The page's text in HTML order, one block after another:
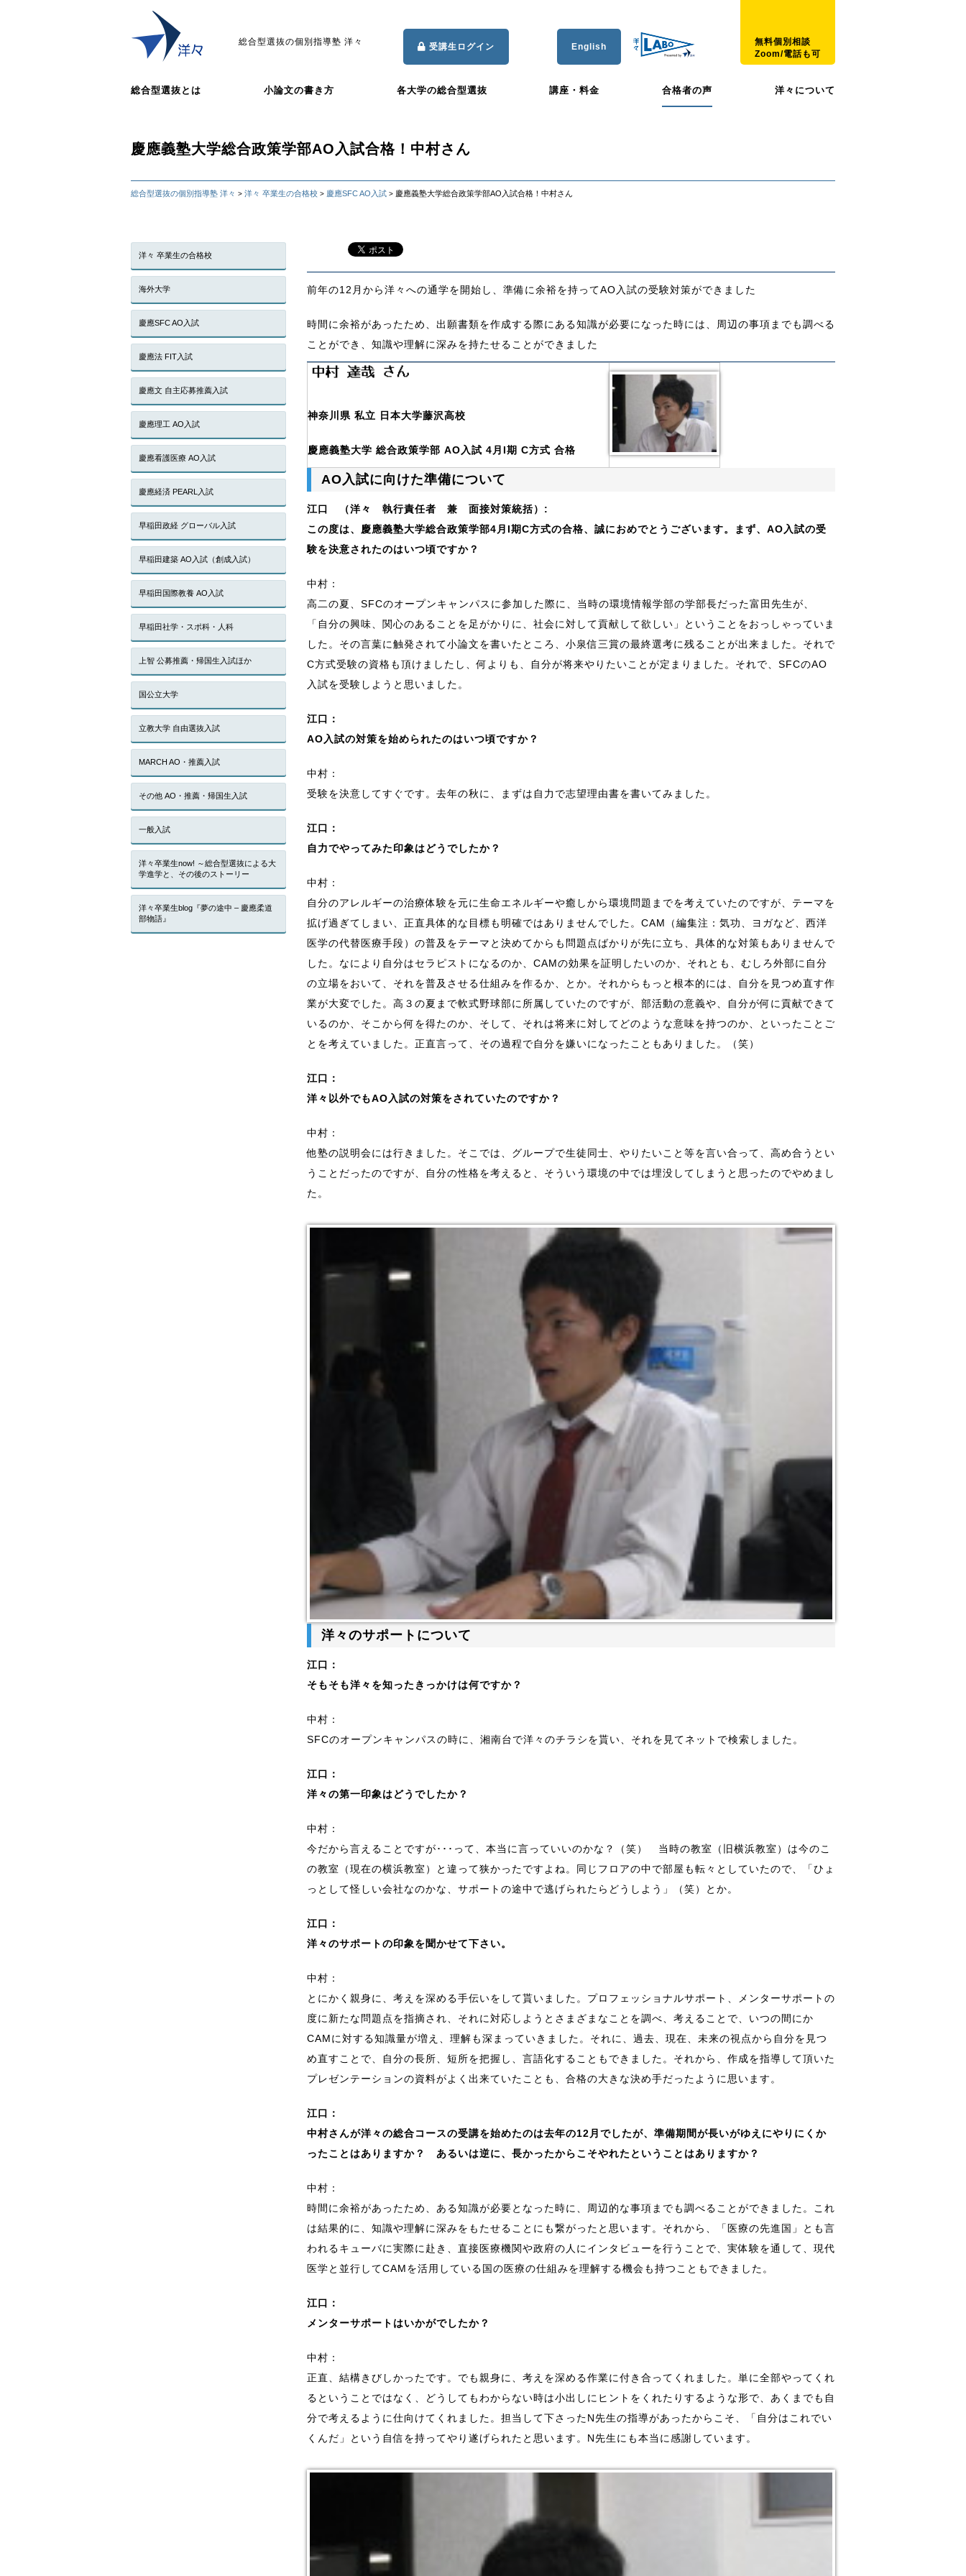
総合型選抜の個別指導塾 洋々 受講生ログイン English
無料個別相談
Zoom/電話も可
総合型選抜とは 小論文の書き方 各大学の総合型選抜 講座・料金 合格者の声 洋々について
慶應義塾大学総合政策学部AO入試合格！中村さん
総合型選抜の個別指導塾 洋々 > 洋々 卒業生の合格校 > 慶應SFC AO入試 > 慶應義塾大学総合政策学部AO入試合格！中村さん
前年の12月から洋々への通学を開始し、準備に余裕を持ってAO入試の受験対策ができました
時間に余裕があったため、出願書類を作成する際にある知識が必要になった時には、周辺の事項までも調べる
ことができ、知識や理解に深みを持たせることができました
神奈川県 私立 日本大学藤沢高校
慶應義塾大学 総合政策学部 AO入試 4月I期 C方式 合格
AO入試に向けた準備について
江口 （洋々 執行責任者 兼 面接対策統括）:
この度は、慶應義塾大学総合政策学部4月I期C方式の合格、誠におめでとうございます。まず、AO入試の受
験を決意されたのはいつ頃ですか？
中村：
高二の夏、SFCのオープンキャンパスに参加した際に、当時の環境情報学部の学部長だった富田先生が、
「自分の興味、関心のあることを足がかりに、社会に対して貢献して欲しい」ということをおっしゃっていま
した。その言葉に触発されて小論文を書いたところ、小泉信三賞の最終選考に残ることが出来ました。それで
C方式受験の資格も頂けましたし、何よりも、自分が将来やりたいことが定まりました。それで、SFCのAO
入試を受験しようと思いました。
江口：
AO入試の対策を始められたのはいつ頃ですか？
中村：
受験を決意してすぐです。去年の秋に、まずは自力で志望理由書を書いてみました。
江口：
自力でやってみた印象はどうでしたか？
中村：
自分のアレルギーの治療体験を元に生命エネルギーや癒しから環境問題までを考えていたのですが、テーマを
拡げ過ぎてしまい、正直具体的な目標も明確ではありませんでした。CAM（編集注：気功、ヨガなど、西洋
医学の代替医療手段）の普及をテーマと決めてからも問題点ばかりが先に立ち、具体的な対策もありませんで
した。なにより自分はセラピストになるのか、CAMの効果を証明したいのか、それとも、むしろ外部に自分
の立場をおいて、それを普及させる仕組みを作るか、とか。それからもっと根本的には、自分を見つめ直す作
業が大変でした。高３の夏まで軟式野球部に所属していたのですが、部活動の意義や、自分が何に貢献できて
いるのか、そこから何を得たのか、そして、それは将来に対してどのような意味を持つのか、といったことご
とを考えていました。正直言って、その過程で自分を嫌いになったこともありました。（笑）
江口：
洋々以外でもAO入試の対策をされていたのですか？
中村：
他塾の説明会には行きました。そこでは、グループで生徒同士、やりたいこと等を言い合って、高め合うとい
うことだったのですが、自分の性格を考えると、そういう環境の中では埋没してしまうと思ったのでやめまし
た。
洋々のサポートについて
江口：
そもそも洋々を知ったきっかけは何ですか？
中村：
SFCのオープンキャンパスの時に、湘南台で洋々のチラシを貰い、それを見てネットで検索しました。
江口：
洋々の第一印象はどうでしたか？
中村：
今だから言えることですが･･･って、本当に言っていいのかな？（笑） 当時の教室（旧横浜教室）は今のこ
の教室（現在の横浜教室）と違って狭かったですよね。同じフロアの中で部屋も転々としていたので、「ひょ
っとして怪しい会社なのかな、サポートの途中で逃げられたらどうしよう」（笑）とか。
江口：
洋々のサポートの印象を聞かせて下さい。
中村：
とにかく親身に、考えを深める手伝いをして貰いました。プロフェッショナルサポート、メンターサポートの
度に新たな問題点を指摘され、それに対応しようとさまざまなことを調べ、考えることで、いつの間にか
CAMに対する知識量が増え、理解も深まっていきました。それに、過去、現在、未来の視点から自分を見つ
め直すことで、自分の長所、短所を把握し、言語化することもできました。それから、作成を指導して頂いた
プレゼンテーションの資料がよく出来ていたことも、合格の大きな決め手だったように思います。
江口：
中村さんが洋々の総合コースの受講を始めたのは去年の12月でしたが、準備期間が長いがゆえにやりにくか
ったことはありますか？ あるいは逆に、長かったからこそやれたということはありますか？
中村：
時間に余裕があったため、ある知識が必要となった時に、周辺的な事項までも調べることができました。これ
は結果的に、知識や理解に深みをもたせることにも繋がったと思います。それから、「医療の先進国」とも言
われるキューバに実際に赴き、直接医療機関や政府の人にインタビューを行うことで、実体験を通して、現代
医学と並行してCAMを活用している国の医療の仕組みを理解する機会も持つこともできました。
江口：
メンターサポートはいかがでしたか？
中村：
正直、結構きびしかったです。でも親身に、考えを深める作業に付き合ってくれました。単に全部やってくれ
るということではなく、どうしてもわからない時は小出しにヒントをくれたりするような形で、あくまでも自
分で考えるように仕向けてくれました。担当して下さったN先生の指導があったからこそ、「自分はこれでい
くんだ」という自信を持ってやり遂げられたと思います。N先生にも本当に感謝しています。
洋々 卒業生の合格校
海外大学
慶應SFC AO入試
慶應法 FIT入試
慶應文 自主応募推薦入試
慶應理工 AO入試
慶應看護医療 AO入試
慶應経済 PEARL入試
早稲田政経 グローバル入試
早稲田建築 AO入試（創成入試）
早稲田国際教養 AO入試
早稲田社学・スポ科・人科
上智 公募推薦・帰国生入試ほか
国公立大学
立教大学 自由選抜入試
MARCH AO・推薦入試
その他 AO・推薦・帰国生入試
一般入試
洋々卒業生now! ～総合型選抜による大
学進学と、その後のストーリー
洋々卒業生blog『夢の途中 – 慶應柔道
部物語』